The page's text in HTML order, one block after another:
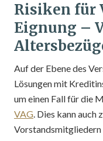
Risiken für
Eignung –
Auf der Ebene des
Lösungen mit
um einen Fall für die
VAG. Dies kann auch
Vorstandsmitgliedern